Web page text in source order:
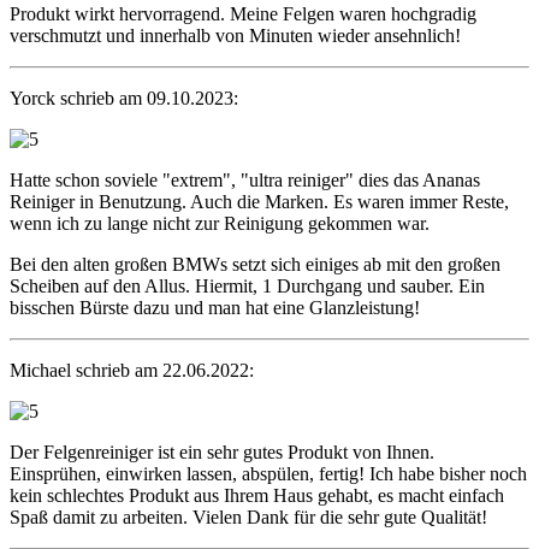
Produkt wirkt hervorragend. Meine Felgen waren hochgradig
verschmutzt und innerhalb von Minuten wieder ansehnlich!
Yorck schrieb am 09.10.2023:
Hatte schon soviele "extrem", "ultra reiniger" dies das Ananas
Reiniger in Benutzung. Auch die Marken. Es waren immer Reste,
wenn ich zu lange nicht zur Reinigung gekommen war.
Bei den alten großen BMWs setzt sich einiges ab mit den großen
Scheiben auf den Allus. Hiermit, 1 Durchgang und sauber. Ein
bisschen Bürste dazu und man hat eine Glanzleistung!
Michael schrieb am 22.06.2022:
Der Felgenreiniger ist ein sehr gutes Produkt von Ihnen.
Einsprühen, einwirken lassen, abspülen, fertig! Ich habe bisher noch
kein schlechtes Produkt aus Ihrem Haus gehabt, es macht einfach
Spaß damit zu arbeiten. Vielen Dank für die sehr gute Qualität!